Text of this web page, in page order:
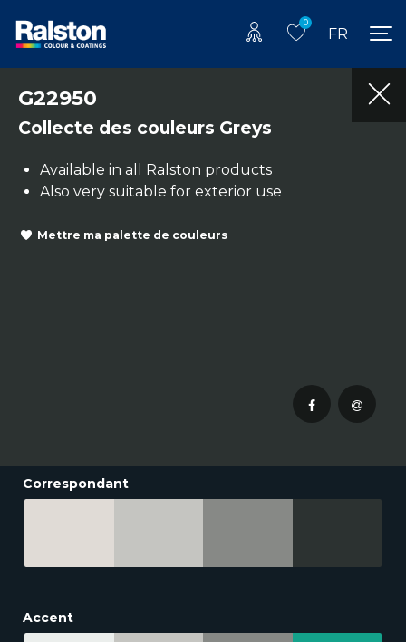
0
FR
G22950
Collecte des couleurs Greys
Available in all Ralston products
Also very suitable for exterior use
Mettre ma palette de couleurs
Correspondant
Accent